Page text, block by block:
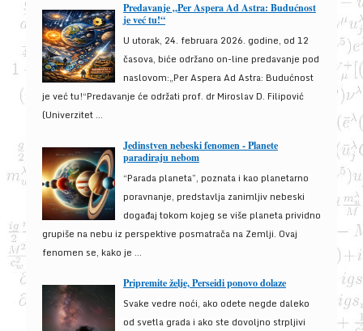
Predavanje „Per Aspera Ad Astra: Budućnost
je već tu!“
U utorak, 24. februara 2026. godine, od 12
časova, biće održano on-line predavanje pod
naslovom:„Per Aspera Ad Astra: Budućnost
je već tu!“Predavanje će održati prof. dr Miroslav D. Filipović
(Univerzitet ...
Jedinstven nebeski fenomen - Planete
paradiraju nebom
“Parada planeta”, poznata i kao planetarno
poravnanje, predstavlja zanimljiv nebeski
događaj tokom kojeg se više planeta prividno
grupiše na nebu iz perspektive posmatrača na Zemlji. Ovaj
fenomen se, kako je ...
Pripremite želje, Perseidi ponovo dolaze
Svake vedre noći, ako odete negde daleko
od svetla grada i ako ste dovoljno strpljivi